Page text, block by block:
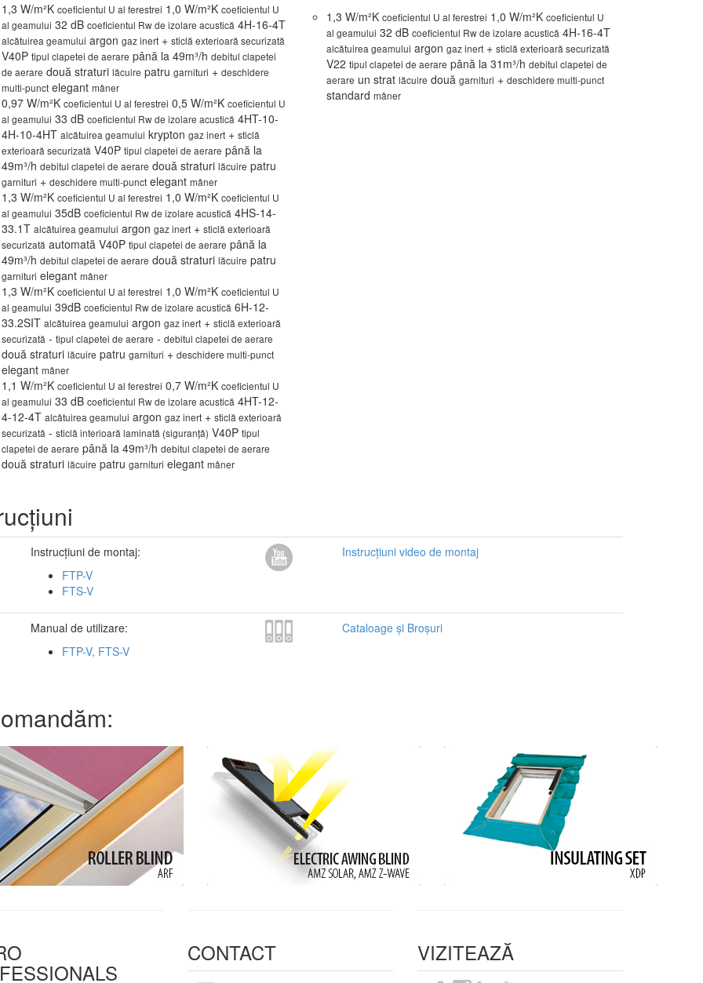
1,3 W/m²K coeficientul U al ferestrei 1,0 W/m²K coeficientul U
al geamului 32 dB coeficientul Rw de izolare acustică 4H-16-4T
alcătuirea geamului argon gaz inert + sticlă exterioară securizată
V40P tipul clapetei de aerare până la 49m³/h debitul clapetei
de aerare două straturi lăcuire patru garnituri + deschidere
multi-punct elegant mâner
0,97 W/m²K coeficientul U al ferestrei 0,5 W/m²K coeficientul U
al geamului 33 dB coeficientul Rw de izolare acustică 4HT-10-
4H-10-4HT alcătuirea geamului krypton gaz inert + sticlă
exterioară securizată V40P tipul clapetei de aerare până la
49m³/h debitul clapetei de aerare două straturi lăcuire patru
garnituri + deschidere multi-punct elegant mâner
1,3 W/m²K coeficientul U al ferestrei 1,0 W/m²K coeficientul U
al geamului 35dB coeficientul Rw de izolare acustică 4HS-14-
33.1T alcătuirea geamului argon gaz inert + sticlă exterioară
securizată automată V40P tipul clapetei de aerare până la
49m³/h debitul clapetei de aerare două straturi lăcuire patru
garnituri elegant mâner
1,3 W/m²K coeficientul U al ferestrei 1,0 W/m²K coeficientul U
al geamului 39dB coeficientul Rw de izolare acustică 6H-12-
33.2SIT alcătuirea geamului argon gaz inert + sticlă exterioară
securizată - tipul clapetei de aerare - debitul clapetei de aerare
două straturi lăcuire patru garnituri + deschidere multi-punct
elegant mâner
1,1 W/m²K coeficientul U al ferestrei 0,7 W/m²K coeficientul U
al geamului 33 dB coeficientul Rw de izolare acustică 4HT-12-
4-12-4T alcătuirea geamului argon gaz inert + sticlă exterioară
securizată - sticlă interioară laminată (siguranță) V40P tipul
clapetei de aerare până la 49m³/h debitul clapetei de aerare
două straturi lăcuire patru garnituri elegant mâner
1,3 W/m²K coeficientul U al ferestrei 1,0 W/m²K coeficientul U
al geamului 32 dB coeficientul Rw de izolare acustică 4H-16-4T
alcătuirea geamului argon gaz inert + sticlă exterioară securizată
V22 tipul clapetei de aerare până la 31m³/h debitul clapetei de
aerare un strat lăcuire două garnituri + deschidere multi-punct
standard mâner
Instrucțiuni de montaj:
FTP-V
FTS-V
Instrucțiuni video de montaj
Manual de utilizare:
FTP-V, FTS-V
Cataloage și Broșuri
CONTACT VIZITEAZĂ